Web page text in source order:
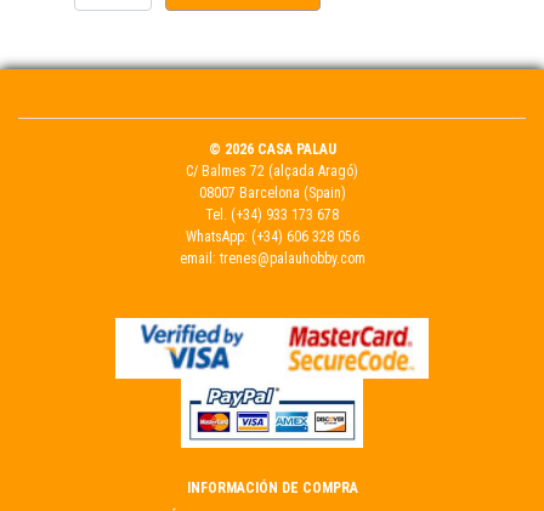
© 2026 CASA PALAU
C/ Balmes 72 (alçada Aragó)
08007 Barcelona (Spain)
Tel. (+34) 933 173 678
WhatsApp: (+34) 606 328 056
email: trenes@palauhobby.com
INFORMACIÓN DE COMPRA